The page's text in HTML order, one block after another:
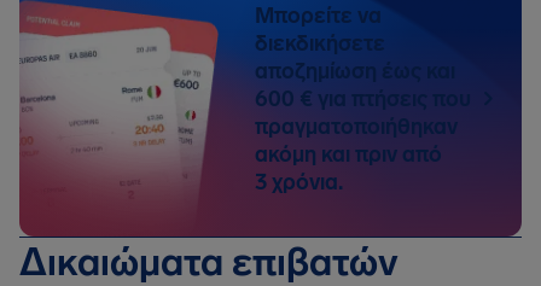
Μπορείτε να
διεκδικήσετε
αποζημίωση έως και
600 € για πτήσεις που
πραγματοποιήθηκαν
ακόμη και πριν από
3 χρόνια.
Δικαιώματα επιβατών